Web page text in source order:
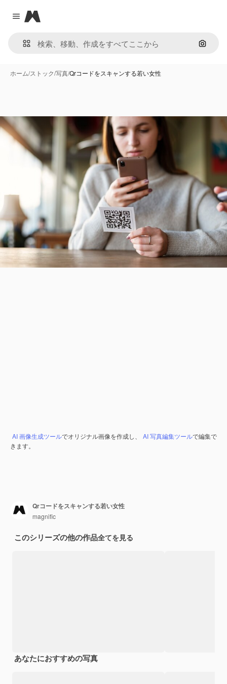
Close menu
Magnific
画像で
ホーム/ストック/写真/Qrコードをスキャンする若い女性
AI 画像生成ツールでオリジナル画像を作成し、 AI 写真編集ツールで編集で
きます。
Qrコードをスキャンする若い女性
magnific
このシリーズの他の作品全てを見る
あなたにおすすめの写真